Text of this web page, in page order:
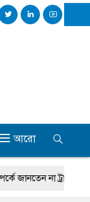
আরো
না ট্রাম্প, হেগসেথের